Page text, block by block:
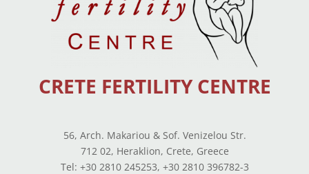
CRETE FERTILITY CENTRE
56, Arch. Makariou & Sof. Venizelou Str.
712 02, Heraklion, Crete, Greece
Tel: +30 2810 245253, +30 2810 396782-3